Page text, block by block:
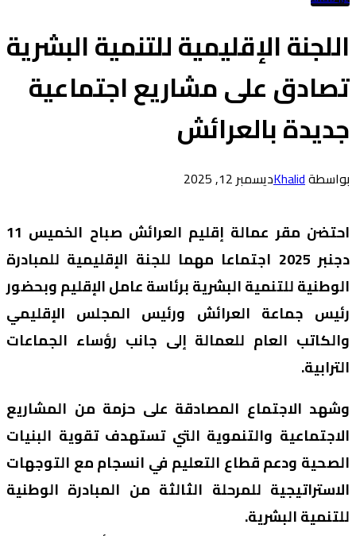
اللجنة الإقليمية للتنمية البشرية
تصادق على مشاريع اجتماعية
جديدة بالعرائش
بواسطةKhalidديسمبر 12, 2025
احتضن مقر عمالة إقليم العرائش صباح الخميس 11
دجنبر 2025 اجتماعا مهما للجنة الإقليمية للمبادرة
الوطنية للتنمية البشرية برئاسة عامل الإقليم وبحضور
رئيس جماعة العرائش ورئيس المجلس الإقليمي
والكاتب العام للعمالة إلى جانب رؤساء الجماعات
الترابية.
وشهد الاجتماع المصادقة على حزمة من المشاريع
الاجتماعية والتنموية التي تستهدف تقوية البنيات
الصحية ودعم قطاع التعليم في انسجام مع التوجهات
الاستراتيجية للمرحلة الثالثة من المبادرة الوطنية
للتنمية البشرية.